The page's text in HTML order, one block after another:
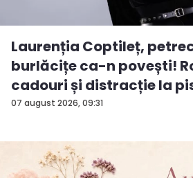
07 august 2026, 09:31
Laurenția Coptileț,
burlăcițe ca-n povești!
cadouri și distracție la
surp...